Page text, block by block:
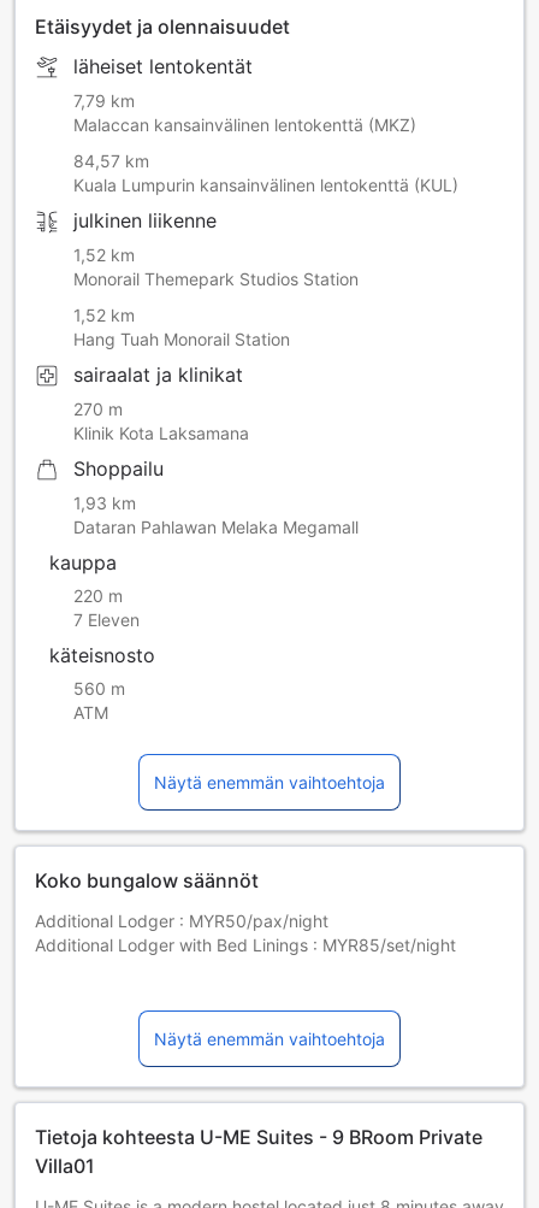
Etäisyydet ja olennaisuudet
läheiset lentokentät
7,79 km
Malaccan kansainvälinen lentokenttä (MKZ)
84,57 km
Kuala Lumpurin kansainvälinen lentokenttä (KUL)
julkinen liikenne
1,52 km
Monorail Themepark Studios Station
1,52 km
Hang Tuah Monorail Station
sairaalat ja klinikat
270 m
Klinik Kota Laksamana
Shoppailu
1,93 km
Dataran Pahlawan Melaka Megamall
kauppa
220 m
7 Eleven
käteisnosto
560 m
ATM
Näytä enemmän vaihtoehtoja
Koko bungalow säännöt
Additional Lodger : MYR50/pax/night
Additional Lodger with Bed Linings : MYR85/set/night
- No durian/mangosteen
Näytä enemmän vaihtoehtoja
Tietoja kohteesta U-ME Suites - 9 BRoom Private
Villa01